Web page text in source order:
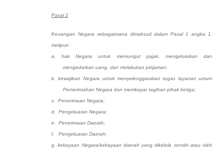
Pasal 2
Keuangan Negara sebagaimana dimaksud dalam Pasal 1 angka 1,
meliputi :
a. hak Negara untuk memungut pajak, mengeluarkan dan
mengedarkan uang, dan melakukan pinjaman;
b. kewajiban Negara untuk menyelenggarakan tugas layanan umum
Pemerintahan Negara dan membayar tagihan pihak ketiga;
c. Penerimaan Negara;
d. Pengeluaran Negara;
e. Penerimaan Daerah;
f. Pengeluaran Daerah;
g. kekayaan Negara/kekayaan daerah yang dikelola sendiri atau oleh